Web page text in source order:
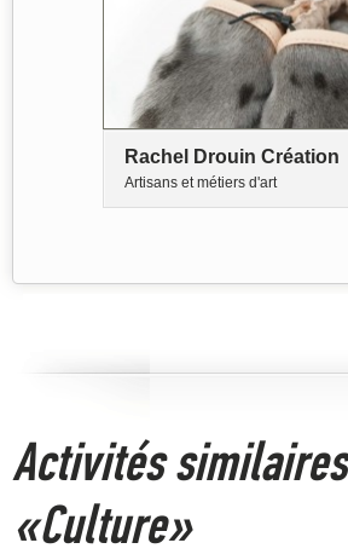
Rachel Drouin Création
Artisans et métiers d'art
Activités similaires
«Culture»